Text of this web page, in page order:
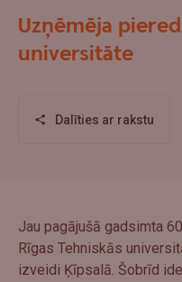
Uzņēmēja
universitāte
Dalīties ar rakstu
Jau pagājušā gadsimta
Rīgas Tehniskās
izveidi Ķīpsalā. Šobrīd